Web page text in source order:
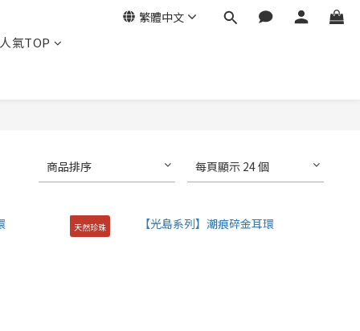
繁體中文
人氣TOP
商品排序 每頁顯示 24 個
天然珍珠